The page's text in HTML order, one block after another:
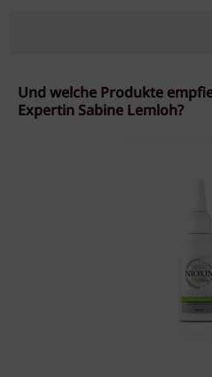
Und welche Produkte
Expertin Sabine Lemloh?